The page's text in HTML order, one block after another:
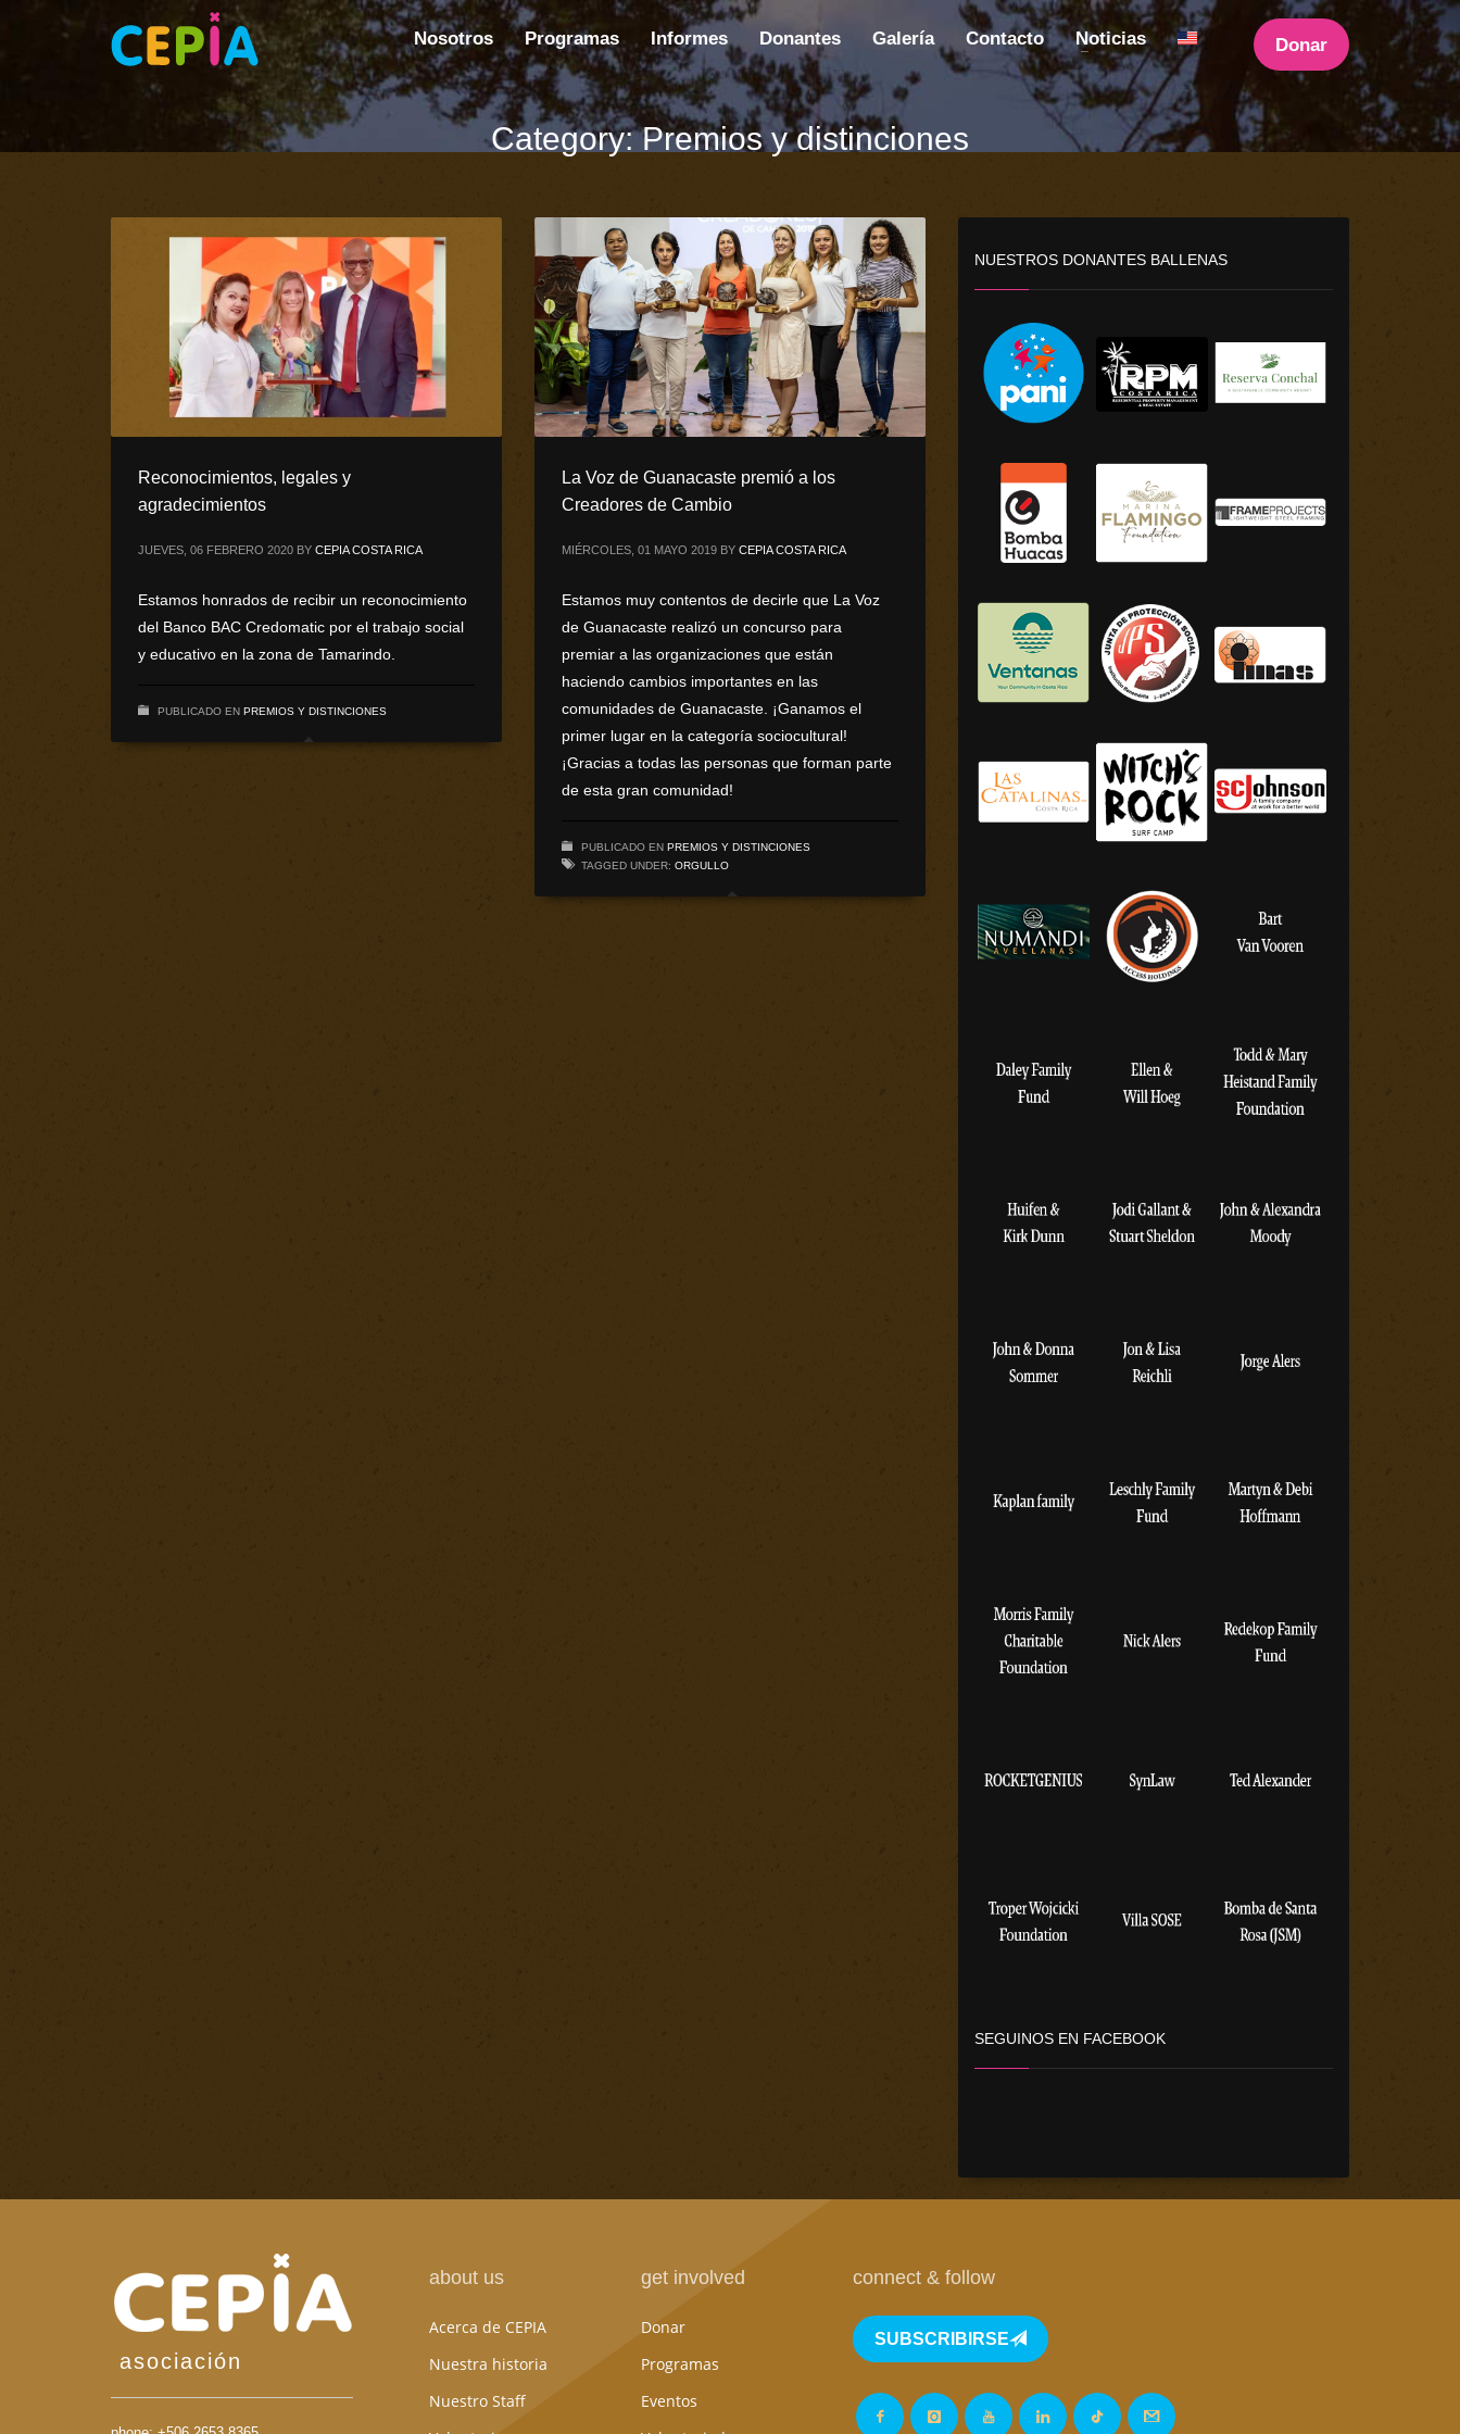
Nosotros Programas Informes Donantes Galería Contacto Noticias Donar
Category: Premios y distinciones
Reconocimientos, legales y
agradecimientos
JUEVES, 06 FEBRERO 2020 BY CEPIA COSTA RICA
Estamos honrados de recibir un reconocimiento
del Banco BAC Credomatic por el trabajo social
y educativo en la zona de Tamarindo.
PUBLICADO EN PREMIOS Y DISTINCIONES
La Voz de Guanacaste premió a los
Creadores de Cambio
MIÉRCOLES, 01 MAYO 2019 BY CEPIA COSTA RICA
Estamos muy contentos de decirle que La Voz
de Guanacaste realizó un concurso para
premiar a las organizaciones que están
haciendo cambios importantes en las
comunidades de Guanacaste. ¡Ganamos el
primer lugar en la categoría sociocultural!
¡Gracias a todas las personas que forman parte
de esta gran comunidad!
PUBLICADO EN PREMIOS Y DISTINCIONES
TAGGED UNDER: ORGULLO
NUESTROS DONANTES BALLENAS
SEGUINOS EN FACEBOOK
asociación
about us
Acerca de CEPIA
Nuestra historia
Nuestro Staff
get involved
Donar
Programas
Eventos
connect & follow
SUBSCRIBIRSE